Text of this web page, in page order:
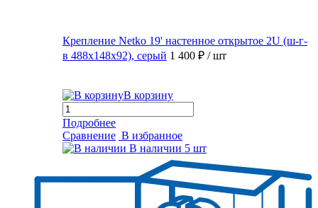
Крепление Netko 19' настенное открытое 2U (ш-г-
в 488х148х92), серый 1 400 ₽ / шт
В корзину
Подробнее
Сравнение В избранное
В наличии 5 шт